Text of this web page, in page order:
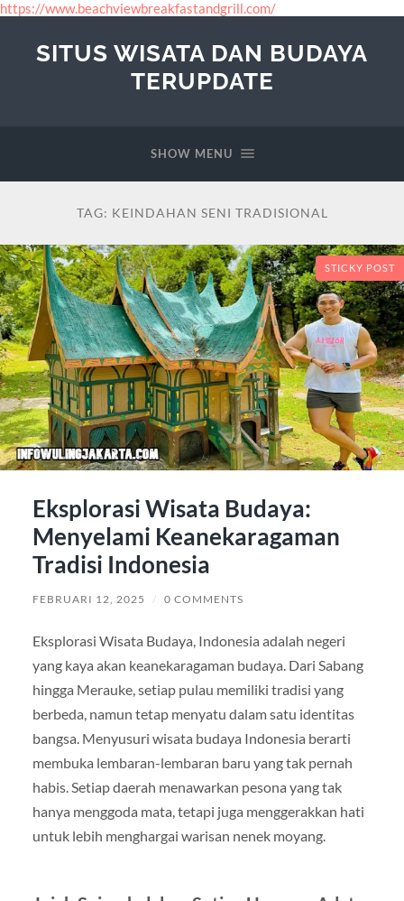
https://www.beachviewbreakfastandgrill.com/
SITUS WISATA DAN BUDAYA
TERUPDATE
SHOW MENU
TAG: KEINDAHAN SENI TRADISIONAL
STICKY POST
Eksplorasi Wisata Budaya:
Menyelami Keanekaragaman
Tradisi Indonesia
FEBRUARI 12, 2025 / 0 COMMENTS
Eksplorasi Wisata Budaya, Indonesia adalah negeri
yang kaya akan keanekaragaman budaya. Dari Sabang
hingga Merauke, setiap pulau memiliki tradisi yang
berbeda, namun tetap menyatu dalam satu identitas
bangsa. Menyusuri wisata budaya Indonesia berarti
membuka lembaran-lembaran baru yang tak pernah
habis. Setiap daerah menawarkan pesona yang tak
hanya menggoda mata, tetapi juga menggerakkan hati
untuk lebih menghargai warisan nenek moyang.